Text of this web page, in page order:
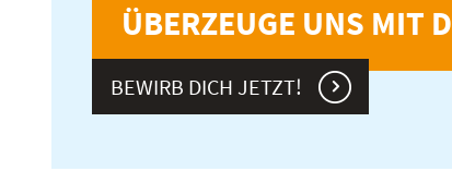
ÜBERZEUGE UNS MIT
BEWIRB DICH JETZT!